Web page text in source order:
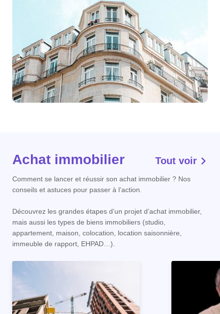
Achat immobilier Tout voir
Comment se lancer et réussir son achat immobilier ? Nos
conseils et astuces pour passer à l’action.
Découvrez les grandes étapes d’un projet d’achat immobilier,
mais aussi les types de biens immobiliers (studio,
appartement, maison, colocation, location saisonnière,
immeuble de rapport, EHPAD…).